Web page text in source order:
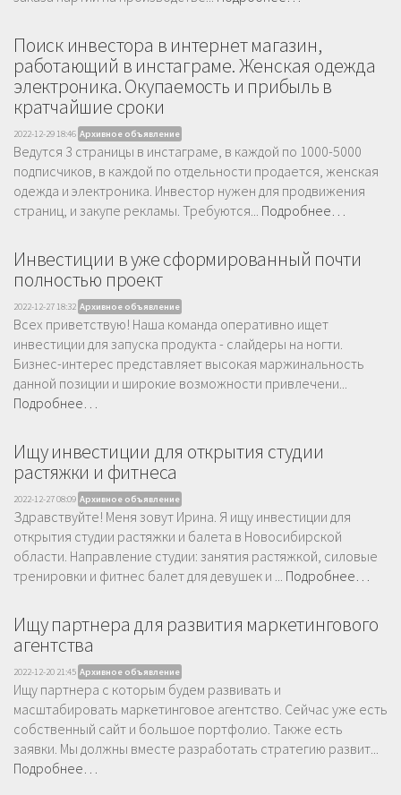
Поиск инвестора в интернет магазин,
работающий в инстаграме. Женская одежда
электроника. Окупаемость и прибыль в
кратчайшие сроки
2022-12-29 18:46 Архивное объявление
Ведутся 3 страницы в инстаграме, в каждой по 1000-5000
подписчиков, в каждой по отдельности продается, женская
одежда и электроника. Инвестор нужен для продвижения
страниц, и закупе рекламы. Требуются... Подробнее…
Инвестиции в уже сформированный почти
полностью проект
2022-12-27 18:32 Архивное объявление
Всех приветствую! Наша команда оперативно ищет
инвестиции для запуска продукта - слайдеры на ногти.
Бизнес-интерес представляет высокая маржинальность
данной позиции и широкие возможности привлечени...
Подробнее…
Ищу инвестиции для открытия студии
растяжки и фитнеса
2022-12-27 08:09 Архивное объявление
Здравствуйте! Меня зовут Ирина. Я ищу инвестиции для
открытия студии растяжки и балета в Новосибирской
области. Направление студии: занятия растяжкой, силовые
тренировки и фитнес балет для девушек и ... Подробнее…
Ищу партнера для развития маркетингового
агентства
2022-12-20 21:45 Архивное объявление
Ищу партнера с которым будем развивать и
масштабировать маркетинговое агентство. Сейчас уже есть
собственный сайт и большое портфолио. Также есть
заявки. Мы должны вместе разработать стратегию развит...
Подробнее…